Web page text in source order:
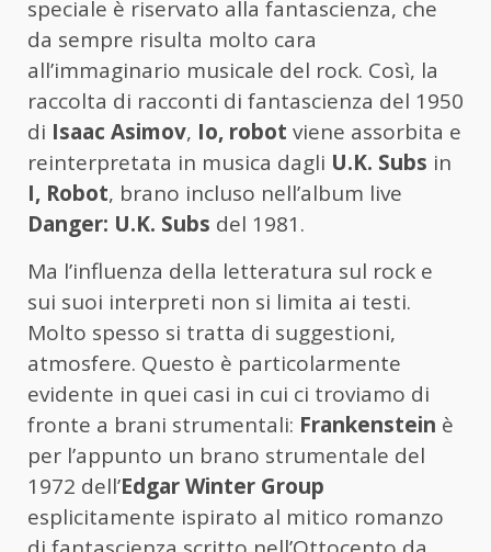
speciale è riservato alla fantascienza, che
da sempre risulta molto cara
all’immaginario musicale del rock. Così, la
raccolta di racconti di fantascienza del 1950
di Isaac Asimov, Io, robot viene assorbita e
reinterpretata in musica dagli U.K. Subs in
I, Robot, brano incluso nell’album live
Danger: U.K. Subs del 1981.
Ma l’influenza della letteratura sul rock e
sui suoi interpreti non si limita ai testi.
Molto spesso si tratta di suggestioni,
atmosfere. Questo è particolarmente
evidente in quei casi in cui ci troviamo di
fronte a brani strumentali: Frankenstein è
per l’appunto un brano strumentale del
1972 dell’Edgar Winter Group
esplicitamente ispirato al mitico romanzo